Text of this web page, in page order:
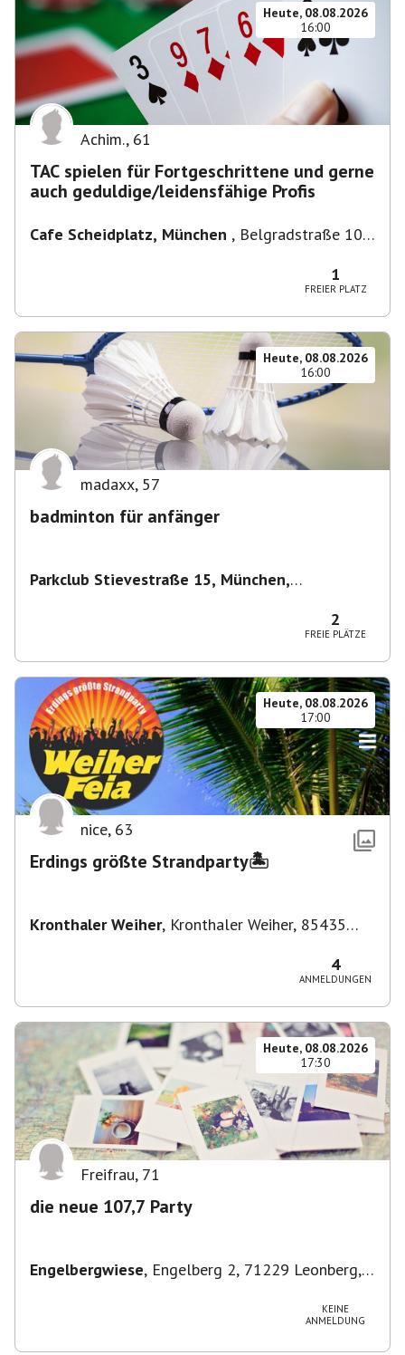
Heute, 08.08.2026
16:00
Achim., 61
TAC spielen für Fortgeschrittene und gerne
auch geduldige/leidensfähige Profis
Cafe Scheidplatz, München , Belgradstraße 104,
1
FREIER PLATZ
Heute, 08.08.2026
16:00
madaxx, 57
badminton für anfänger
Parkclub Stievestraße 15, München,
2
FREIE PLÄTZE
Heute, 08.08.2026
17:00
nice, 63
Erdings größte Strandparty🏝️
Kronthaler Weiher, Kronthaler Weiher, 85435
4
ANMELDUNGEN
Heute, 08.08.2026
17:30
Freifrau, 71
die neue 107,7 Party
Engelbergwiese, Engelberg 2, 71229 Leonberg,
KEINE
ANMELDUNG